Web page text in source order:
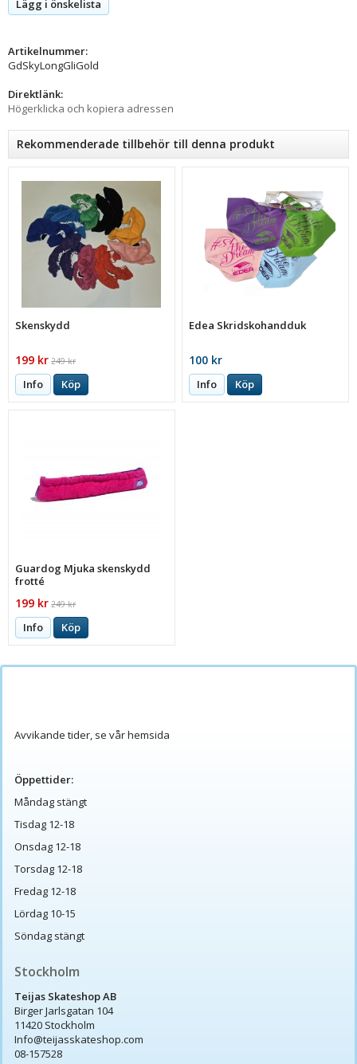
Lägg i önskelista
Artikelnummer:
GdSkyLongGliGold
Direktlänk:
Högerklicka och kopiera adressen
Rekommenderade tillbehör till denna produkt
Skenskydd
199 kr 249 kr
Info Köp
Edea Skridskohandduk
100 kr
Info Köp
Guardog Mjuka skenskydd
frotté
199 kr 249 kr
Info Köp
Avvikande tider, se vår hemsida
Öppettider:
Måndag stängt
Tisdag 12-18
Onsdag 12-18
Torsdag 12-18
Fredag 12-18
Lördag 10-15
Söndag stängt
Stockholm
Teijas Skateshop AB
Birger Jarlsgatan 104
11420 Stockholm
Info@teijasskateshop.com
08-157528